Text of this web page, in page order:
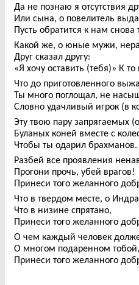
Да не познаю я отсутствия
Или сына, о повелитель
Пусть обратится к нам
Какой же, о юные мужи,
Друг сказал другу:
«Я хочу оставить (тебя)» К то
Что до приготовленного
Ты много поглощал, не
Словно удачливый игрок (в
Эту твою пару запрягаемых
Буланых коней вместе с
Чтобы ты одарил брахманов.
Разбей все проявления
Прогони прочь, убей врагов!
Принеси того желанного
Что в твердом месте, о
Что в низине спрятано,
Принеси того желанного
О чем каждый человек
О многом подаренном
Принеси того желанного